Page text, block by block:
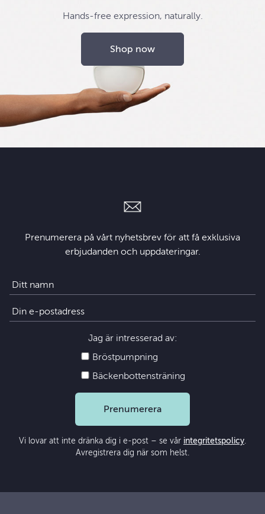
Hands-free expression, naturally.
Shop now
Prenumerera på vårt nyhetsbrev för att få exklusiva
erbjudanden och uppdateringar.
Jag är intresserad av:
Bröstpumpning
Bäckenbottensträning
Prenumerera
Vi lovar att inte dränka dig i e-post – se vår integritetspolicy.
Avregistrera dig när som helst.